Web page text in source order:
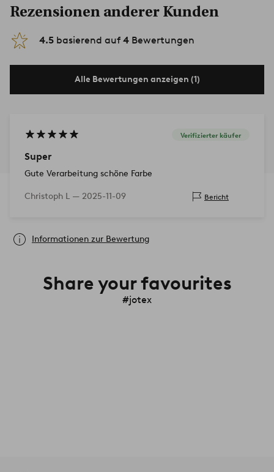
Rezensionen anderer Kunden
4.5 basierend auf 4 Bewertungen
Alle Bewertungen anzeigen (1)
Verifizierter käufer
Super
Gute Verarbeitung schöne Farbe
Christoph L — 2025-11-09 Bericht
Informationen zur Bewertung
Share your favourites
#jotex